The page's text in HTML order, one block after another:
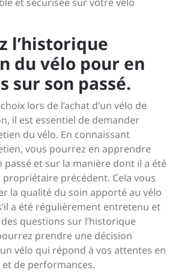
l’historique
du vélo pour en
sur son passé.
lors de l’achat d’un vélo de
il est essentiel de demander
du vélo. En connaissant
vous pourrez en apprendre
passé et sur la manière dont il a été
précédent. Cela vous
la qualité du soin apporté au vélo
a été régulièrement entretenu et
questions sur l’historique
prendre une décision
vélo qui répond à vos attentes en
de performances.